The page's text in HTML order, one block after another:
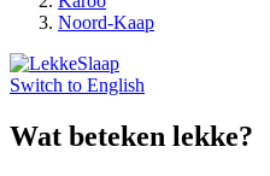
Noord-Kaap
Switch to English
Wat beteken lekke?